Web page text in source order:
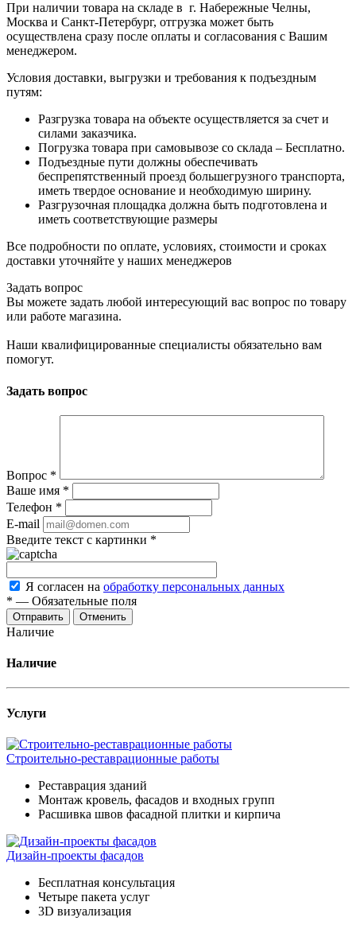
При наличии товара на складе в г. Набережные Челны,
Москва и Санкт-Петербург, отгрузка может быть
осуществлена сразу после оплаты и согласования с Вашим
менеджером.
Условия доставки, выгрузки и требования к подъездным
путям:
Разгрузка товара на объекте осуществляется за счет и
силами заказчика.
Погрузка товара при самовывозе со склада – Бесплатно.
Подъездные пути должны обеспечивать
беспрепятственный проезд большегрузного транспорта,
иметь твердое основание и необходимую ширину.
Разгрузочная площадка должна быть подготовлена и
иметь соответствующие размеры
Все подробности по оплате, условиях, стоимости и сроках
доставки уточняйте у наших менеджеров
Задать вопрос
Вы можете задать любой интересующий вас вопрос по товару
или работе магазина.
Наши квалифицированные специалисты обязательно вам
помогут.
Задать вопрос
Вопрос *
Ваше имя *
Телефон *
E-mail
Введите текст с картинки *
Я согласен на обработку персональных данных
* — Обязательные поля
Отменить
Наличие
Наличие
Услуги
Строительно-реставрационные работы
Реставрация зданий
Монтаж кровель, фасадов и входных групп
Расшивка швов фасадной плитки и кирпича
Дизайн-проекты фасадов
Бесплатная консультация
Четыре пакета услуг
3D визуализация